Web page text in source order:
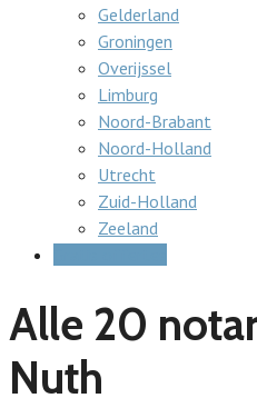
Gelderland
Groningen
Overijssel
Limburg
Noord-Brabant
Noord-Holland
Utrecht
Zuid-Holland
Zeeland
Alle 20
Nuth